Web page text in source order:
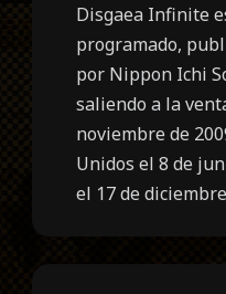
Disgaea Infinite
programado,
por Nippon Ichi
saliendo a la
noviembre de
Unidos el 8 de
el 17 de